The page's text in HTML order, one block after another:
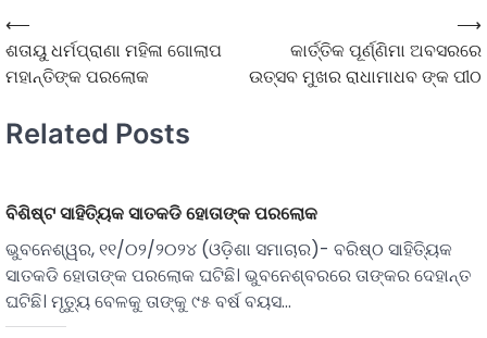
⟵
ଶତାୟୁ ଧର୍ମପ୍ରାଣା ମହିଳା ଗୋଲାପ
ମହାନ୍ତିଙ୍କ ପରଲୋକ
କାର୍ତ୍ତିକ ପୂର୍ଣ୍ଣିମା ଅବସରରେ
ଉତ୍ସବ ମୁଖର ରାଧାମାଧବ ଙ୍କ ପୀଠ
⟶
Related Posts
ବିଶିଷ୍ଟ ସାହିତ୍ୟିକ ସାତକଡି ହୋତାଙ୍କ ପରଲୋକ
ଭୁବନେଶ୍ୱର, ୧୧/୦୨/୨୦୨୪ (ଓଡ଼ିଶା ସମାଚାର)- ବରିଷ୍ଠ ସାହିତ୍ୟିକ
ସାତକଡି ହୋତାଙ୍କ ପରଲୋକ ଘଟିଛି। ଭୁବନେଶ୍ବରରେ ତାଙ୍କର ଦେହାନ୍ତ
ଘଟିଛି। ମୃତ୍ୟୁ ବେଳକୁ ତାଙ୍କୁ ୯୫ ବର୍ଷ ବୟସ…